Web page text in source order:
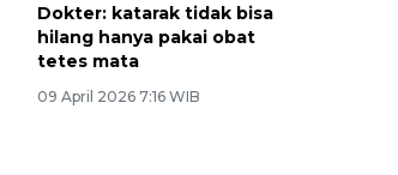
Dokter: katarak tidak bisa
hilang hanya pakai obat
tetes mata
09 April 2026 7:16 WIB